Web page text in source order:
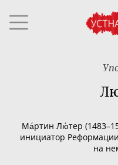
Ма́ртин Лю́тер (14
инициатор
на